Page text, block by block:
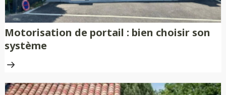
Motorisation de portail : bien choisir son
système